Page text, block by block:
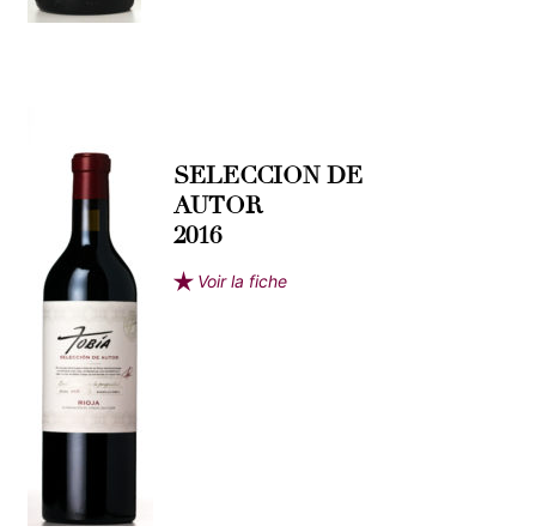
SELECCION DE
AUTOR
2016
Voir la fiche